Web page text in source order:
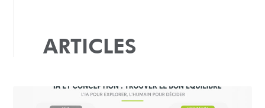
ARTICLES